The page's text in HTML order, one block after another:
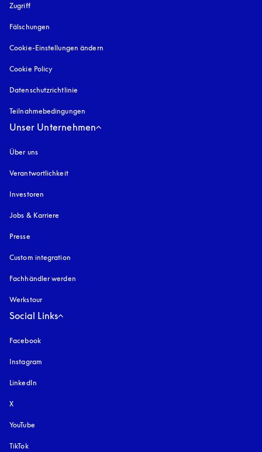
Zugrifföffnet sich in einem neuen Tab
Fälschungen
Cookie-Einstellungen ändern
Cookie Policy
Datenschutzrichtlinie
Teilnahmebedingungen
Unser Unternehmen
Über uns
Verantwortlichkeit
Investoren
Jobs & Karriere
Presse
Custom integration
Fachhändler werden
Werkstour
Social Links
Facebook
Instagram
LinkedIn
X
YouTube
TikTok